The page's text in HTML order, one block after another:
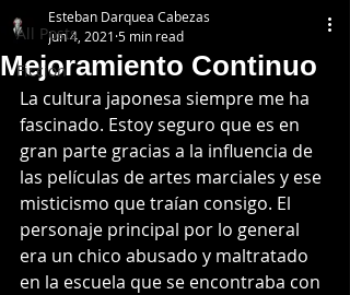
All Posts
Ficción
Mejoramiento Continuo
Esteban Darquea Cabezas
Jun 4, 2021 5 min read
La cultura japonesa siempre me ha
fascinado. Estoy seguro que es en
gran parte gracias a la influencia de
las películas de artes marciales y ese
misticismo que traían consigo. El
personaje principal por lo general
era un chico abusado y maltratado
en la escuela que se encontraba con